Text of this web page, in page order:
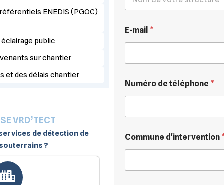
ENEDIS (PGOC)
public
sur chantier
et des délais chantier
VRD’TECT
de détection de
?
E-mail *
r
o
e
C
o
m
u
Numéro de téléphone *
Commune d'intervention